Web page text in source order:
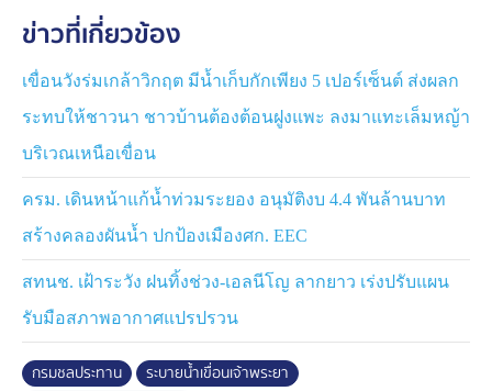
ข่าวที่เกี่ยวข้อง
เขื่อนวังร่มเกล้าวิกฤต มีน้ำเก็บกักเพียง 5 เปอร์เซ็นต์ ส่งผลก
ระทบให้ชาวนา ชาวบ้านต้องต้อนฝูงแพะ ลงมาแทะเล็มหญ้า
บริเวณเหนือเขื่อน
ครม. เดินหน้าแก้น้ำท่วมระยอง อนุมัติงบ 4.4 พันล้านบาท
สร้างคลองผันน้ำ ปกป้องเมืองศก. EEC
สทนช. เฝ้าระวัง ฝนทิ้งช่วง-เอลนีโญ ลากยาว เร่งปรับแผน
รับมือสภาพอากาศแปรปรวน
กรมชลประทาน
ระบายน้ำเขื่อนเจ้าพระยา